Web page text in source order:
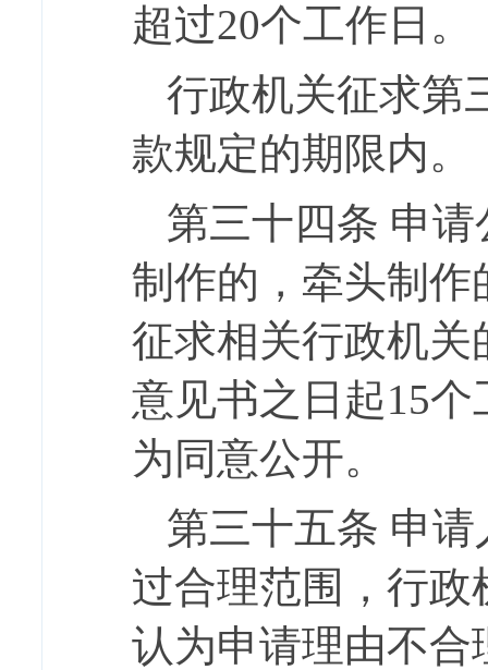
超过20个工作日。
行政机关征求第
款规定的期限内。
第三十四条 申请
制作的，牵头制
征求相关行政机
意见书之日起15
为同意公开。
第三十五条 申请
过合理范围，行
认为申请理由不